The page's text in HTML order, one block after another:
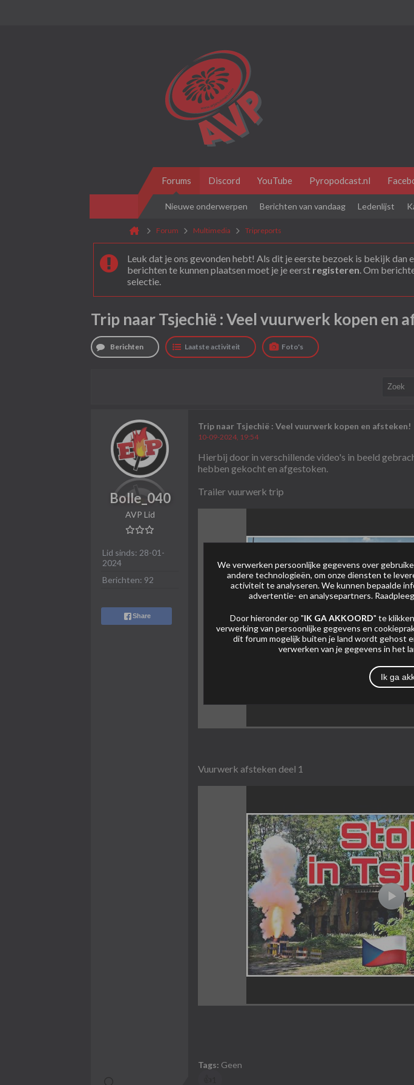
Forums Discord YouTube Pyropodcast.nl
Nieuwe onderwerpen Berichten van vandaag Ledenlijst
Forum Multimedia Tripreports
Leuk dat je ons gevonden hebt! Als dit je eerste bezoek is bekijk dan
berichten te kunnen plaatsen moet je je eerst registeren. Om
selectie.
Trip naar Tsjechië : Veel vuurwerk kopen en
Berichten Laatste activiteit Foto's
Bolle_040
AVP Lid
Lid sinds: 28-01-
2024
Berichten: 92
Share
Trip naar Tsjechië : Veel vuurwerk kopen en afsteken!
10-09-2024, 19:54
Hierbij door in verschillende video's in beeld
hebben gekocht en afgestoken.
Trailer vuurwerk trip
Vuurwerk afsteken deel 1
Tags: Geen
We verwerken persoonlijke gegevens over
andere technologieën, om onze diensten te
activiteit te analyseren. We kunnen bepaalde
advertentie- en analysepartners.
Door hieronder op "IK GA AKKOORD" te
verwerking van persoonlijke gegevens en
dit forum mogelijk buiten je land wordt gehost
verwerken van je gegevens in het
Ik ga